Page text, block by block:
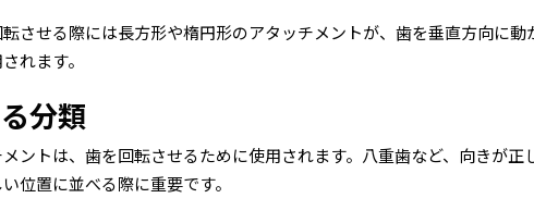
させる際には長方形や楕円形のアタッチメントが、歯を垂直方向に動
れます。
分類
ントは、歯を回転させるために使用されます。八重歯など、向きが正
位置に並べる際に重要です。